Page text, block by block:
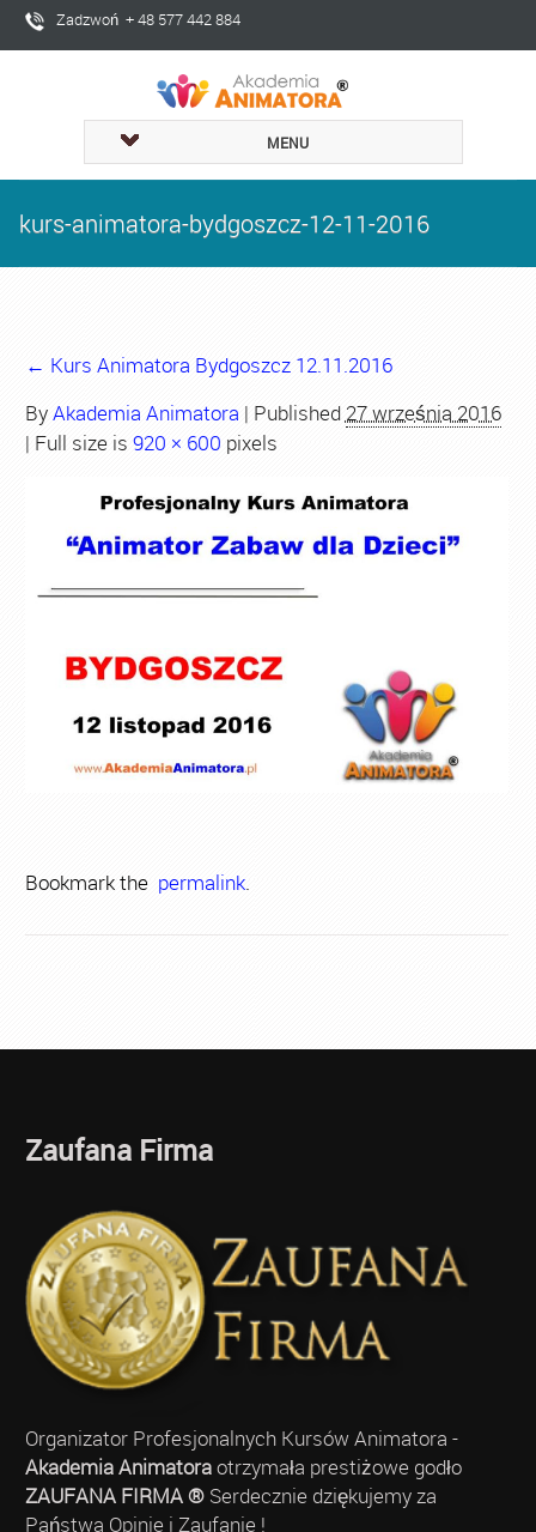
Zadzwoń + 48 577 442 884
MENU
kurs-animatora-bydgoszcz-12-11-2016
← Kurs Animatora Bydgoszcz 12.11.2016
ByAkademia Animatora | Published 27 września 2016
| Full size is 920 × 600 pixels
Bookmark thepermalink.
Zaufana Firma
Organizator Profesjonalnych Kursów Animatora -
Akademia Animatoraotrzymała prestiżowe godło
ZAUFANA FIRMA ®Serdecznie dziękujemy za
Państwa Opinie i Zaufanie !